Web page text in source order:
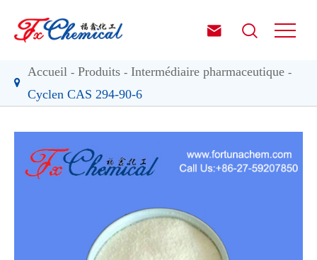
 
Accueil Produits
Intermédiaire pharmaceutique
Cyclen CAS 294-90-6